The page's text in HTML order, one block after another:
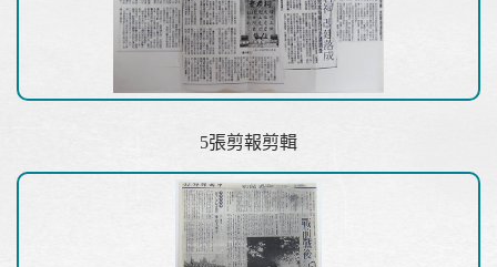
5張剪報剪輯